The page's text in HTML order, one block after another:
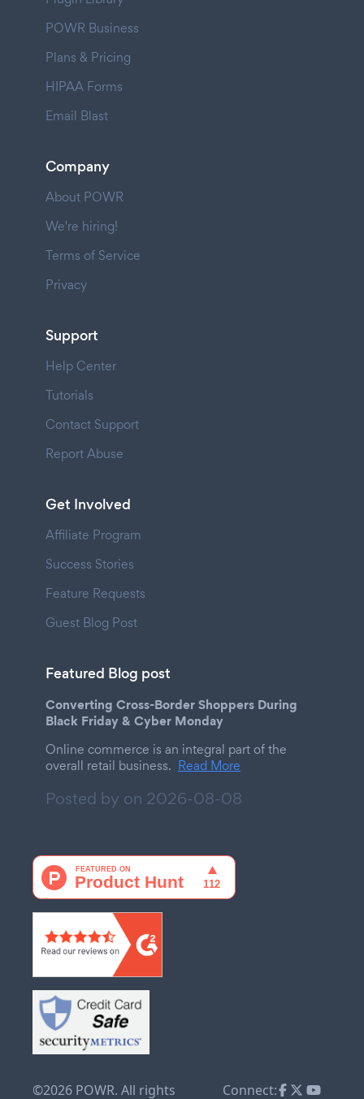
POWR Business
Plans & Pricing
HIPAA Forms
Email Blast
Company
About POWR
We're hiring!
Terms of Service
Privacy
Support
Help Center
Tutorials
Contact Support
Report Abuse
Get Involved
Affiliate Program
Success Stories
Feature Requests
Guest Blog Post
Featured Blog post
Converting Cross-Border Shoppers During
Black Friday & Cyber Monday
Online commerce is an integral part of the
overall retail business. Read More
Posted by on 2026-08-08
©2026 POWR. All rights Connect: